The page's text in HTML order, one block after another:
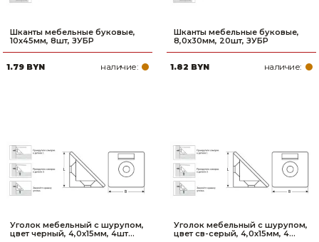
Шканты мебельные буковые,
10x45мм, 8шт, ЗУБР
1.79 BYN наличие:
Шканты мебельные буковые,
8,0x30мм, 20шт, ЗУБР
1.82 BYN наличие:
Уголок мебельный с шурупом,
цвет черный, 4,0x15мм, 4шт...
Уголок мебельный с шурупом,
цвет св-серый, 4,0x15мм, 4...